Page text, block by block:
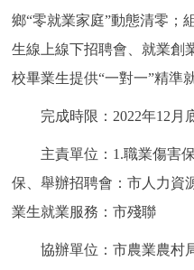
鄉“零就業家庭”動態清零；
生線上線下招聘會、就業創
校畢業生提供“一對一”精準
完成時限：2022年12月
主責單位：1.職業傷害保
保、舉辦招聘會：市人力資
業生就業服務：市殘聯
協辦單位：市農業農村